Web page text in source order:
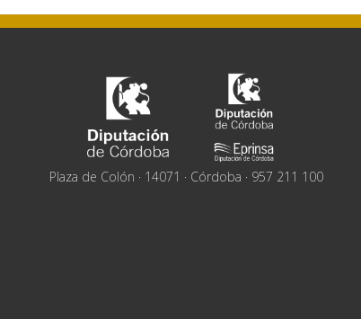
Plaza de Colón · 14071 · Córdoba · 957 211 100